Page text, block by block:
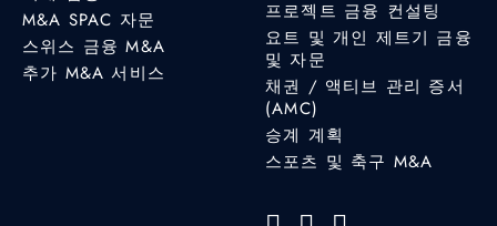
M&A SPAC 자문
스위스 금융 M&A
추가 M&A 서비스
프로젝트 금융 컨설팅
요트 및 개인 제트기 금융
및 자문
채권 / 액티브 관리 증서
(AMC)
승계 계획
스포츠 및 축구 M&A